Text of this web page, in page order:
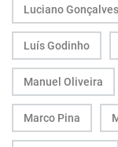
Luciano Gonçalves
Luís Godinho
Manuel Oliveira
Marco Pina